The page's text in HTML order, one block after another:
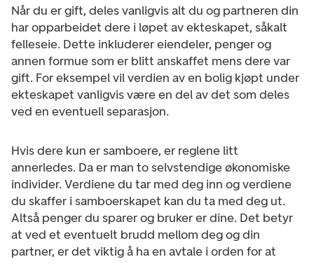
Når du er gift, deles vanligvis alt du og partneren din
har opparbeidet dere i løpet av ekteskapet, såkalt
felleseie. Dette inkluderer eiendeler, penger og
annen formue som er blitt anskaffet mens dere var
gift. For eksempel vil verdien av en bolig kjøpt under
ekteskapet vanligvis være en del av det som deles
ved en eventuell separasjon.
Hvis dere kun er samboere, er reglene litt
annerledes. Da er man to selvstendige økonomiske
individer. Verdiene du tar med deg inn og verdiene
du skaffer i samboerskapet kan du ta med deg ut.
Altså penger du sparer og bruker er dine. Det betyr
at ved et eventuelt brudd mellom deg og din
partner, er det viktig å ha en avtale i orden for at